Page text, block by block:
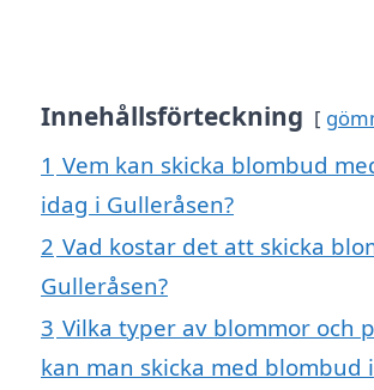
Innehållsförteckning
1 Vem kan skicka blombud
idag i Gulleråsen?
2 Vad kostar det att skicka
Gulleråsen?
3 Vilka typer av blommor och
kan man skicka med blombud i